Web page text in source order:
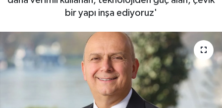
bir yapı inşa ediyoruz'
RESMİ İLAN
Haber Arşivi